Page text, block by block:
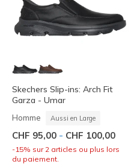
Skechers Slip-ins: Arch Fit
Garza - Umar
Homme Aussi en Large
CHF 95,00 - CHF 100,00
-15% sur 2 articles ou plus lors
du paiement.